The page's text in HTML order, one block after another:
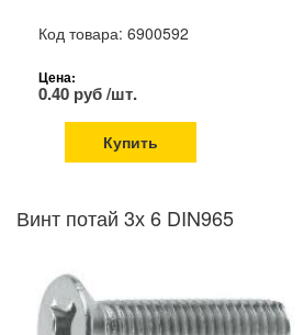
Код товара: 6900592
Цена:
0.40 руб /шт.
Купить
Винт потай 3х 6 DIN965